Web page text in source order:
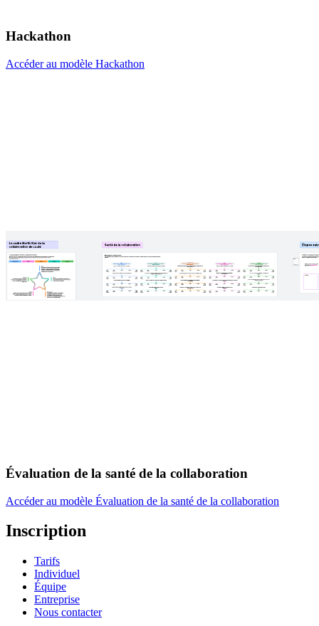
Hackathon
Accéder au modèle Hackathon
Évaluation de la santé de la collaboration
Accéder au modèle Évaluation de la santé de la collaboration
Inscription
Tarifs
Individuel
Équipe
Entreprise
Nous contacter